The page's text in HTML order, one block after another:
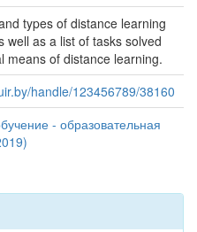
types of distance learning
well as a list of tasks solved
means of distance learning.
handle/123456789/38160
- образовательная